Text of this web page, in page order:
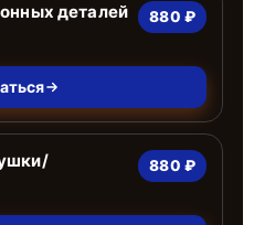
деталей
880 ₽
880 ₽